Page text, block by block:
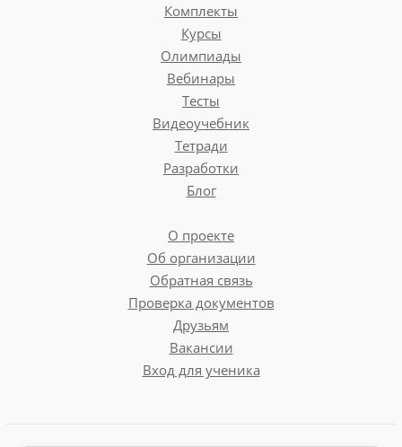
Комплекты
Курсы
Олимпиады
Вебинары
Тесты
Видеоучебник
Тетради
Разработки
Блог
О проекте
Об организации
Обратная связь
Проверка документов
Друзьям
Вакансии
Вход для ученика